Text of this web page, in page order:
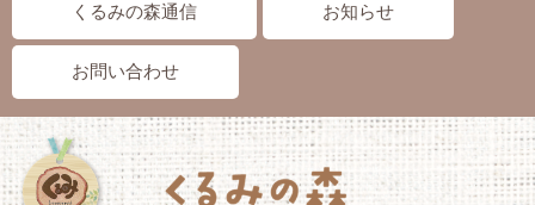
くるみの森通信 お知らせ
お問い合わせ